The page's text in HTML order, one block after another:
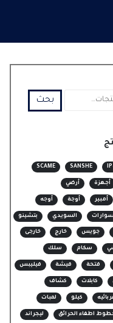
بحث
SANSHE
SCAME
أجهزة أرضي
أمبير أوجة أوجه
السويدي بتشينو
جويس خارج خارجى
سكام سلك
فتحة فيشة فيليبس
كابلات كشاف
كيلو لمبات
اطفاء الحرائق ليجراند